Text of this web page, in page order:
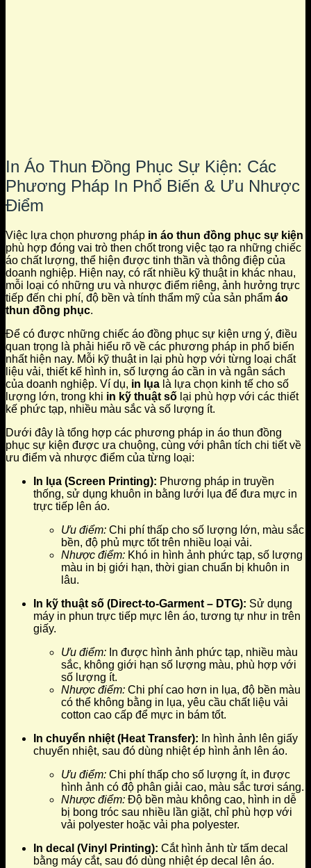
In Áo Thun Đồng Phục Sự Kiện: Các
Phương Pháp In Phổ Biến & Ưu Nhược
Điểm
Việc lựa chọn phương pháp in áo thun đồng phục sự kiện
phù hợp đóng vai trò then chốt trong việc tạo ra những chiếc
áo chất lượng, thể hiện được tinh thần và thông điệp của
doanh nghiệp. Hiện nay, có rất nhiều kỹ thuật in khác nhau,
mỗi loại có những ưu và nhược điểm riêng, ảnh hưởng trực
tiếp đến chi phí, độ bền và tính thẩm mỹ của sản phẩm áo
thun đồng phục.
Để có được những chiếc áo đồng phục sự kiện ưng ý, điều
quan trọng là phải hiểu rõ về các phương pháp in phổ biến
nhất hiện nay. Mỗi kỹ thuật in lại phù hợp với từng loại chất
liệu vải, thiết kế hình in, số lượng áo cần in và ngân sách
của doanh nghiệp. Ví dụ, in lụa là lựa chọn kinh tế cho số
lượng lớn, trong khi in kỹ thuật số lại phù hợp với các thiết
kế phức tạp, nhiều màu sắc và số lượng ít.
Dưới đây là tổng hợp các phương pháp in áo thun đồng
phục sự kiện được ưa chuộng, cùng với phân tích chi tiết về
ưu điểm và nhược điểm của từng loại:
In lụa (Screen Printing): Phương pháp in truyền
thống, sử dụng khuôn in bằng lưới lụa để đưa mực in
trực tiếp lên áo.
Ưu điểm: Chi phí thấp cho số lượng lớn, màu sắc
bền, độ phủ mực tốt trên nhiều loại vải.
Nhược điểm: Khó in hình ảnh phức tạp, số lượng
màu in bị giới hạn, thời gian chuẩn bị khuôn in
lâu.
In kỹ thuật số (Direct-to-Garment – DTG): Sử dụng
máy in phun trực tiếp mực lên áo, tương tự như in trên
giấy.
Ưu điểm: In được hình ảnh phức tạp, nhiều màu
sắc, không giới hạn số lượng màu, phù hợp với
số lượng ít.
Nhược điểm: Chi phí cao hơn in lụa, độ bền màu
có thể không bằng in lụa, yêu cầu chất liệu vải
cotton cao cấp để mực in bám tốt.
In chuyển nhiệt (Heat Transfer): In hình ảnh lên giấy
chuyển nhiệt, sau đó dùng nhiệt ép hình ảnh lên áo.
Ưu điểm: Chi phí thấp cho số lượng ít, in được
hình ảnh có độ phân giải cao, màu sắc tươi sáng.
Nhược điểm: Độ bền màu không cao, hình in dễ
bị bong tróc sau nhiều lần giặt, chỉ phù hợp với
vải polyester hoặc vải pha polyester.
In decal (Vinyl Printing): Cắt hình ảnh từ tấm decal
bằng máy cắt, sau đó dùng nhiệt ép decal lên áo.